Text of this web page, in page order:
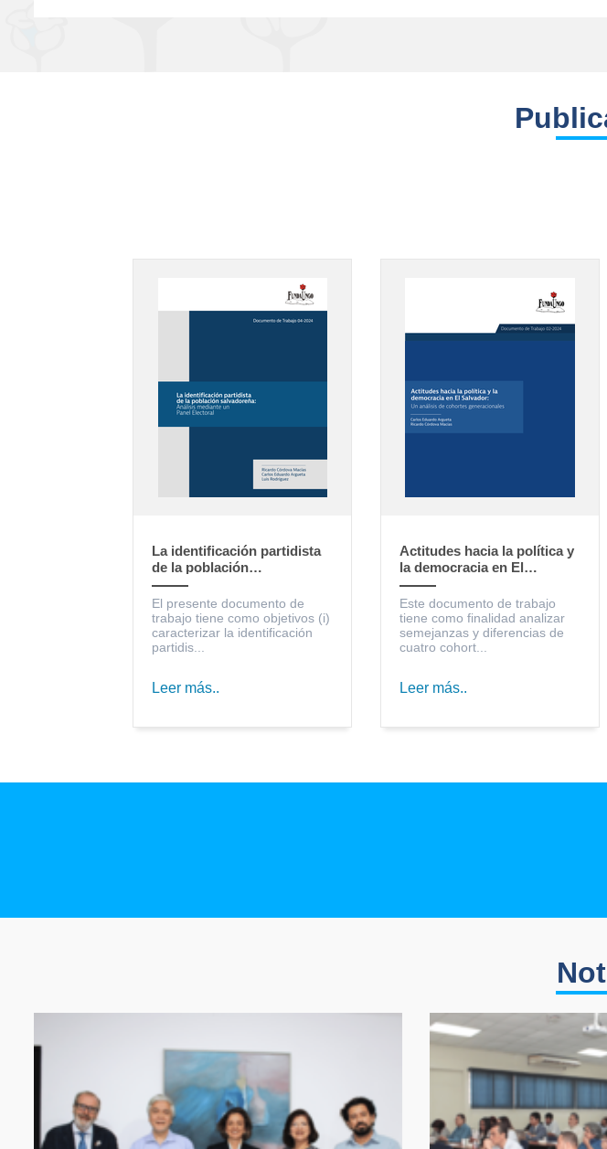
La identificación partidista
de la población
salvadoreña: Análisis
mediante un Panel Electoral
El presente documento de
trabajo tiene como objetivos (i)
caracterizar la identificación
partidis...
Leer más..
Actitudes hacia la política y
la democracia en El
Salvador: un análisis de
cohortes generacionales
Este documento de trabajo
tiene como finalidad analizar
semejanzas y diferencias de
cuatro cohort...
Leer más..